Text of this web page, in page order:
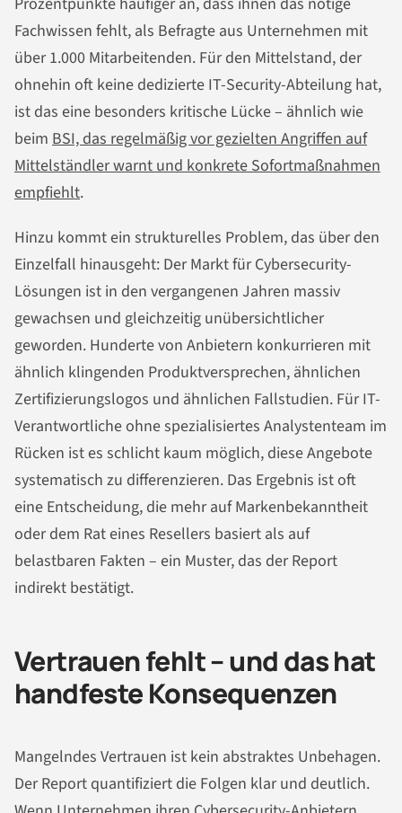
Fachwissen fehlt, als Befragte aus Unternehmen mit
über 1.000 Mitarbeitenden. Für den Mittelstand, der
ohnehin oft keine dedizierte IT-Security-Abteilung hat,
ist das eine besonders kritische Lücke – ähnlich wie
beim BSI, das regelmäßig vor gezielten Angriffen auf
Mittelständler warnt und konkrete Sofortmaßnahmen
empfiehlt.
Hinzu kommt ein strukturelles Problem, das über den
Einzelfall hinausgeht: Der Markt für Cybersecurity-
Lösungen ist in den vergangenen Jahren massiv
gewachsen und gleichzeitig unübersichtlicher
geworden. Hunderte von Anbietern konkurrieren mit
ähnlich klingenden Produktversprechen, ähnlichen
Zertifizierungslogos und ähnlichen Fallstudien. Für IT-
Verantwortliche ohne spezialisiertes Analystenteam im
Rücken ist es schlicht kaum möglich, diese Angebote
systematisch zu differenzieren. Das Ergebnis ist oft
eine Entscheidung, die mehr auf Markenbekanntheit
oder dem Rat eines Resellers basiert als auf
belastbaren Fakten – ein Muster, das der Report
indirekt bestätigt.
Vertrauen fehlt – und das hat
handfeste Konsequenzen
Mangelndes Vertrauen ist kein abstraktes Unbehagen.
Der Report quantifiziert die Folgen klar und deutlich.